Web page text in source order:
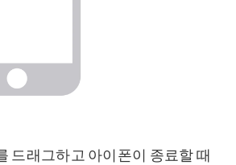
드래그하고 아이폰이 종료할 때